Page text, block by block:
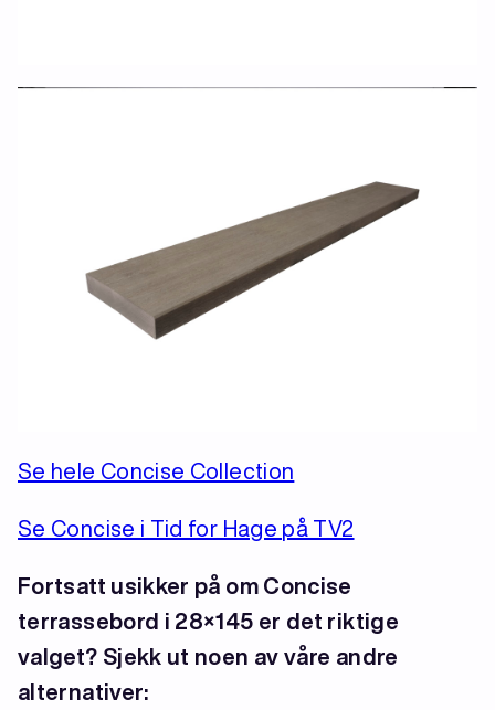
Se hele Concise Collection
Se Concise i Tid for Hage på TV2
Fortsatt usikker på om Concise
terrassebord i 28×145 er det riktige
valget? Sjekk ut noen av våre andre
alternativer: